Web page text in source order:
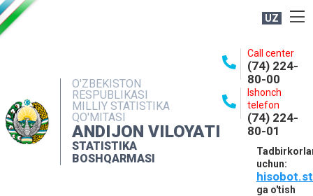
UZ
O'ZBEKISTON
RESPUBLIKASI
MILLIY STATISTIKA
QO'MITASI
ANDIJON VILOYATI
STATISTIKA
BOSHQARMASI
Call center
(74) 224-
80-00
Ishonch
telefon
(74) 224-
80-01
uchun:
ga o'tish
NASHRLAR
INTERAKTIV XIZMATLAR
MATBUOT XIZMATI
MUROJAATLAR